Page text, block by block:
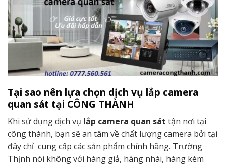
Tại sao nên lựa chọn dịch vụ lắp camera
quan sát tại CÔNG THÀNH
Khi sử dụng dịch vụ lắp camera quan sát tận nơi tại
công thành, bạn sẽ an tâm về chất lượng camera bởi tại
đây chỉ cung cấp các sản phẩm chính hãng. Trường
Thịnh nói không với hàng giả, hàng nhái, hàng kém